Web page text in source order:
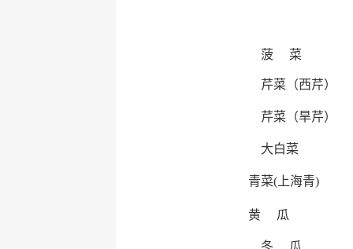
菠 菜
芹菜（西芹）
芹菜（旱芹）
大白菜
青菜(上海青)
黄 瓜
冬 瓜